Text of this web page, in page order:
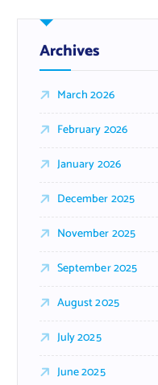
Archives
March 2026
February 2026
January 2026
December 2025
November 2025
September 2025
August 2025
July 2025
June 2025